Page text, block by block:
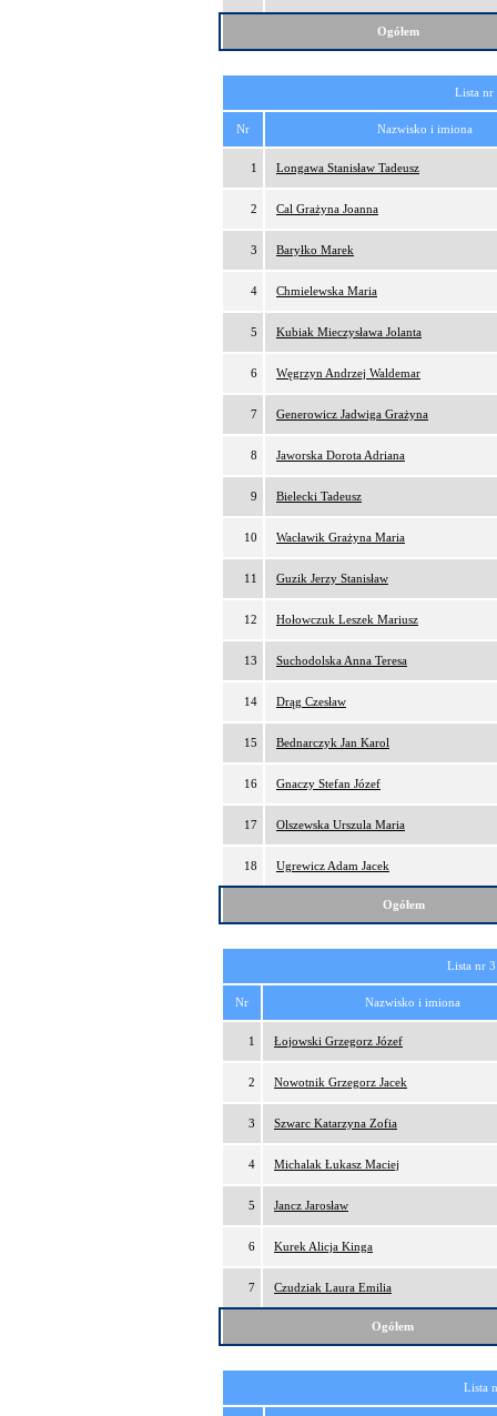
Ogółem
Lista
Nr Nazwisko i imiona
1 Longawa Stanisław Tadeusz
2 Cal Grażyna Joanna
3 Baryłko Marek
4 Chmielewska Maria
5 Kubiak Mieczysława Jolanta
6 Węgrzyn Andrzej Waldemar
7 Generowicz Jadwiga Grażyna
8 Jaworska Dorota Adriana
9 Bielecki Tadeusz
10 Wacławik Grażyna Maria
11 Guzik Jerzy Stanisław
12 Hołowczuk Leszek Mariusz
13 Suchodolska Anna Teresa
14 Drąg Czesław
15 Bednarczyk Jan Karol
16 Gnaczy Stefan Józef
17 Olszewska Urszula Maria
18 Ugrewicz Adam Jacek
Ogółem
Lista nr
Nr Nazwisko i imiona
1 Łojowski Grzegorz Józef
2 Nowotnik Grzegorz Jacek
3 Szwarc Katarzyna Zofia
4 Michalak Łukasz Maciej
5 Jancz Jarosław
6 Kurek Alicja Kinga
7 Czudziak Laura Emilia
Ogółem
Lista